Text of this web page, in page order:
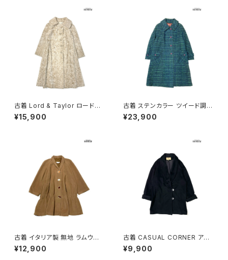
古着 Lord & Taylor ロード＆
テイラー 前開き 無地 ボア フェ
イクファー 長袖 アウター ヘビ
¥15,900
古着 ステンカラー ツイード調
前開き チェック柄 ウール 長袖
アウター ヘビーコート 緑 (ttu2
¥23,900
古着 イタリア製 無地 ラムウー
ル アンゴラ 長袖 アウター ヘビ
ーコート 茶 (ttu2511072)
¥12,900
古着 CASUAL CORNER アメ
リカ製 前開き 無地 ウール 長袖
アウター ヘビーコート 黒 (ttu2
¥9,900